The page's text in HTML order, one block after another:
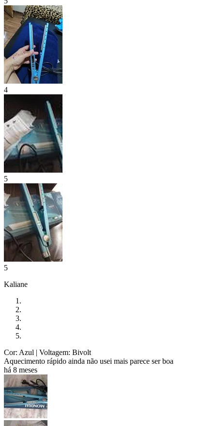
4
5
5
Kaliane
Cor: Azul | Voltagem: Bivolt
Aquecimento rápido ainda não usei mais parece ser boa
há 8 meses